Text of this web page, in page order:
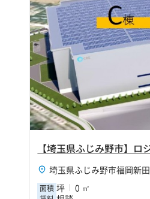
埼玉県ふじみ野市福岡新田
面積 坪 0 ㎡